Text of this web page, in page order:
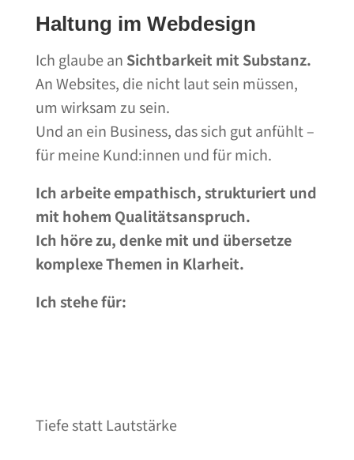
Haltung im Webdesign
Ich glaube an Sichtbarkeit mit Substanz.
An Websites, die nicht laut sein müssen,
um wirksam zu sein.
Und an ein Business, das sich gut anfühlt –
für meine Kund:innen und für mich.
Ich arbeite empathisch, strukturiert und
mit hohem Qualitätsanspruch.
Ich höre zu, denke mit und übersetze
komplexe Themen in Klarheit.
Ich stehe für:
Tiefe statt Lautstärke